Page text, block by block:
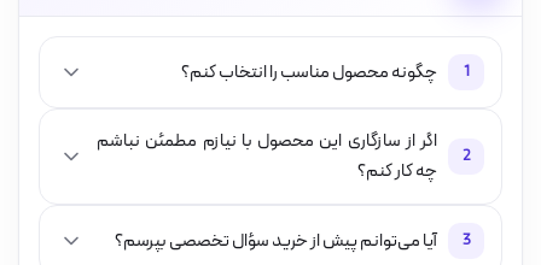
1 چگونه محصول مناسب را انتخاب کنم؟
2
اگر از سازگاری این محصول با نیازم مطمئن نباشم
چه کار کنم؟
3 آیا می‌توانم پیش از خرید سؤال تخصصی بپرسم؟